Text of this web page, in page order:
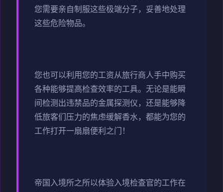
您需要亲自制服这些极端分子，妥善地处理
这些危险物品。
您也可以利用您的工资从旅行商人手中购买
各种能够提高检查效率的工具。无论是能瞬
间检测出违禁品的金属探测仪，还是能够降
低旅客们压力的焦虑缓解香水，都能为您的
工作打开一扇扇便利之门！
帝国入境所之所以体验入境检查官的工作在